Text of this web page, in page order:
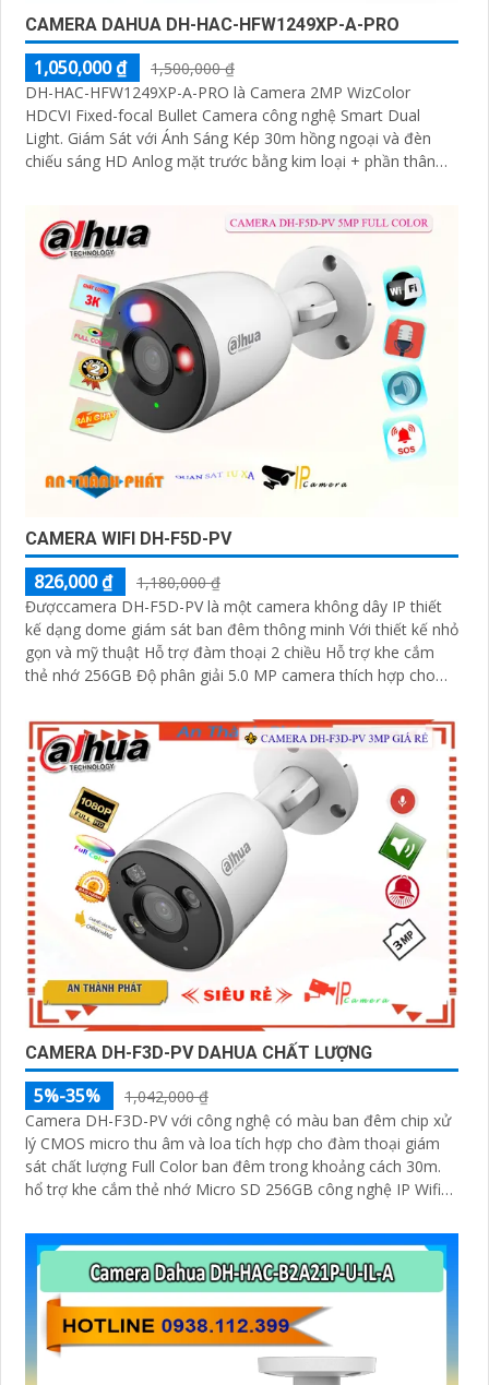
CAMERA DAHUA DH-HAC-HFW1249XP-A-PRO
1,050,000 ₫
1,500,000 ₫
DH-HAC-HFW1249XP-A-PRO là Camera 2MP WizColor
HDCVI Fixed-focal Bullet Camera công nghệ Smart Dual
Light. Giám Sát với Ánh Sáng Kép 30m hồng ngoại và đèn
chiếu sáng HD Anlog mặt trước bằng kim loại + phần thân
CAMERA WIFI DH-F5D-PV
826,000 ₫
1,180,000 ₫
Đượccamera DH-F5D-PV là một camera không dây IP thiết
kế dạng dome giám sát ban đêm thông minh Với thiết kế nhỏ
gọn và mỹ thuật Hỗ trợ đàm thoại 2 chiều Hỗ trợ khe cắm
thẻ nhớ 256GB Độ phân giải 5.0 MP camera thích hợp cho
CAMERA DH-F3D-PV DAHUA CHẤT LƯỢNG
5%-35%
1,042,000 ₫
Camera DH-F3D-PV với công nghệ có màu ban đêm chip xử
lý CMOS micro thu âm và loa tích hợp cho đàm thoại giám
sát chất lượng Full Color ban đêm trong khoảng cách 30m.
hổ trợ khe cắm thẻ nhớ Micro SD 256GB công nghệ IP Wifi